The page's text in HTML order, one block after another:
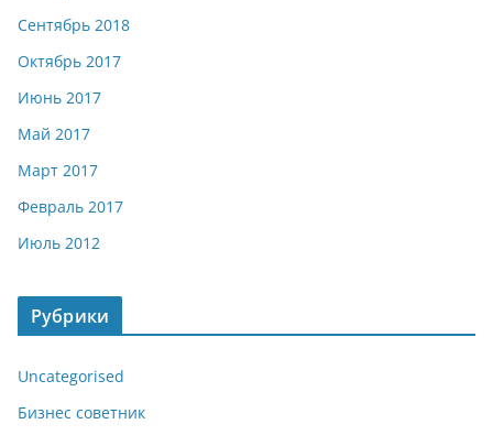
Сентябрь 2018
Октябрь 2017
Июнь 2017
Май 2017
Март 2017
Февраль 2017
Июль 2012
Рубрики
Uncategorised
Бизнес советник